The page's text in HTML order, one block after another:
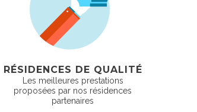
RÉSIDENCES DE QUALITÉ
Les meilleures prestations
proposées par nos résidences
partenaires